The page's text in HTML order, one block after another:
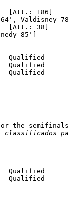
64', Valdisney
85']
classificados